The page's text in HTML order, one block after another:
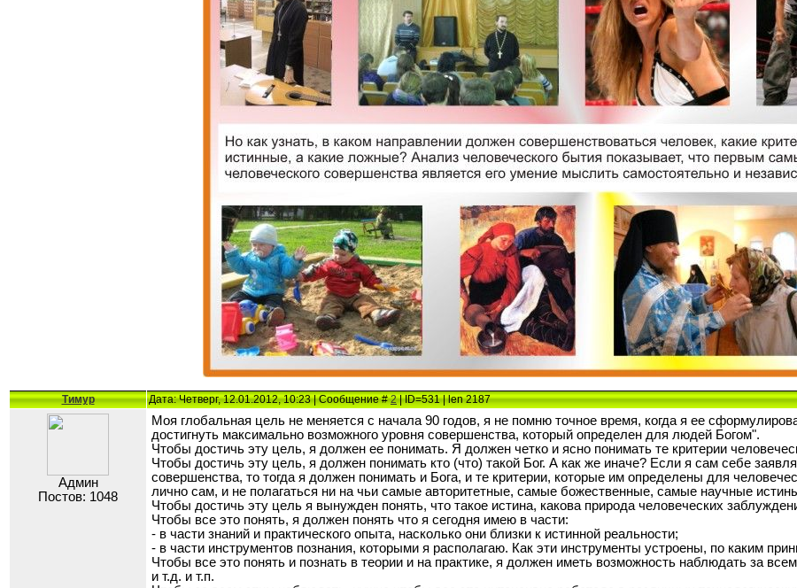
Тимур Дата: Четверг, 12.01.2012, 10:23 | Сообщение #2| ID=531 | len 2187
Админ
Постов: 1048
Моя глобальная цель не меняется с начала 90 годов, я не помню точное время, когда я ее
достигнуть максимально возможного уровня совершенства, который определен для людей Богом".
Чтобы достичь эту цель, я должен ее понимать. Я должен четко и ясно понимать те критерии
Чтобы достичь эту цель, я должен понимать кто (что) такой Бог. А как же иначе? Если я сам себе
совершенства, то тогда я должен понимать и Бога, и те критерии, которые им определены для
лично сам, и не полагаться ни на чьи самые авторитетные, самые божественные, самые научные
Чтобы достичь эту цель я вынужден понять, что такое истина, какова природа человеческих
Чтобы все это понять, я должен понять что я сегодня имею в части:
- в части знаний и практического опыта, насколько они близки к истинной реальности;
- в части инструментов познания, которыми я располагаю. Как эти инструменты устроены, по каким
Чтобы все это понять и познать в теории и на практике, я должен иметь возможность наблюдать за
и т.д. и т.п.